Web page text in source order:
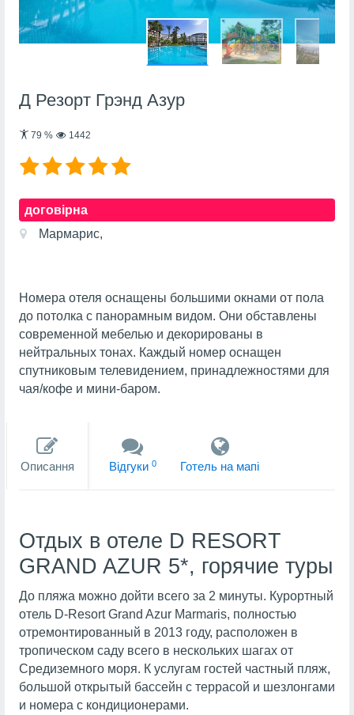
Д Резорт Грэнд Азур
79 % 1442
договірна
Мармарис,
Номера отеля оснащены большими окнами от пола
до потолка с панорамным видом. Они обставлены
современной мебелью и декорированы в
нейтральных тонах. Каждый номер оснащен
спутниковым телевидением, принадлежностями для
чая/кофе и мини-баром.
Описання Вiдгуки 0 Готель на мапi
Отдых в отеле D RESORT
GRAND AZUR 5*, горячие туры
До пляжа можно дойти всего за 2 минуты. Курортный
отель D-Resort Grand Azur Marmaris, полностью
отремонтированный в 2013 году, расположен в
тропическом саду всего в нескольких шагах от
Средиземного моря. К услугам гостей частный пляж,
большой открытый бассейн с террасой и шезлонгами
и номера с кондиционерами.